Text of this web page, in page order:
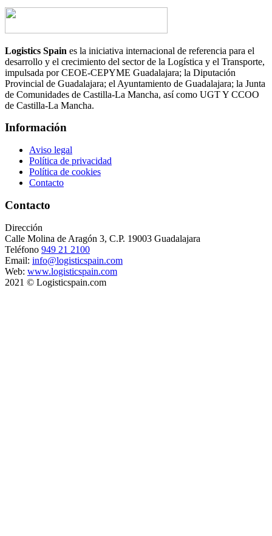
Logistics Spain es la iniciativa internacional de referencia para el
desarrollo y el crecimiento del sector de la Logística y el Transporte,
impulsada por CEOE-CEPYME Guadalajara; la Diputación
Provincial de Guadalajara; el Ayuntamiento de Guadalajara; la Junta
de Comunidades de Castilla-La Mancha, así como UGT Y CCOO
de Castilla-La Mancha.
Información
Aviso legal
Política de privacidad
Política de cookies
Contacto
Contacto
Dirección
Calle Molina de Aragón 3, C.P. 19003 Guadalajara
Teléfono 949 21 2100
Email: info@logisticspain.com
Web: www.logisticspain.com
2021 © Logisticspain.com